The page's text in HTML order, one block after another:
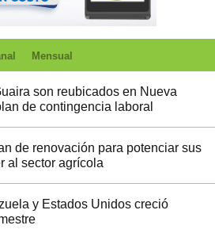
Mensual
son reubicados en Nueva
de contingencia laboral
de renovación para potenciar sus
al sector agrícola
y Estados Unidos creció